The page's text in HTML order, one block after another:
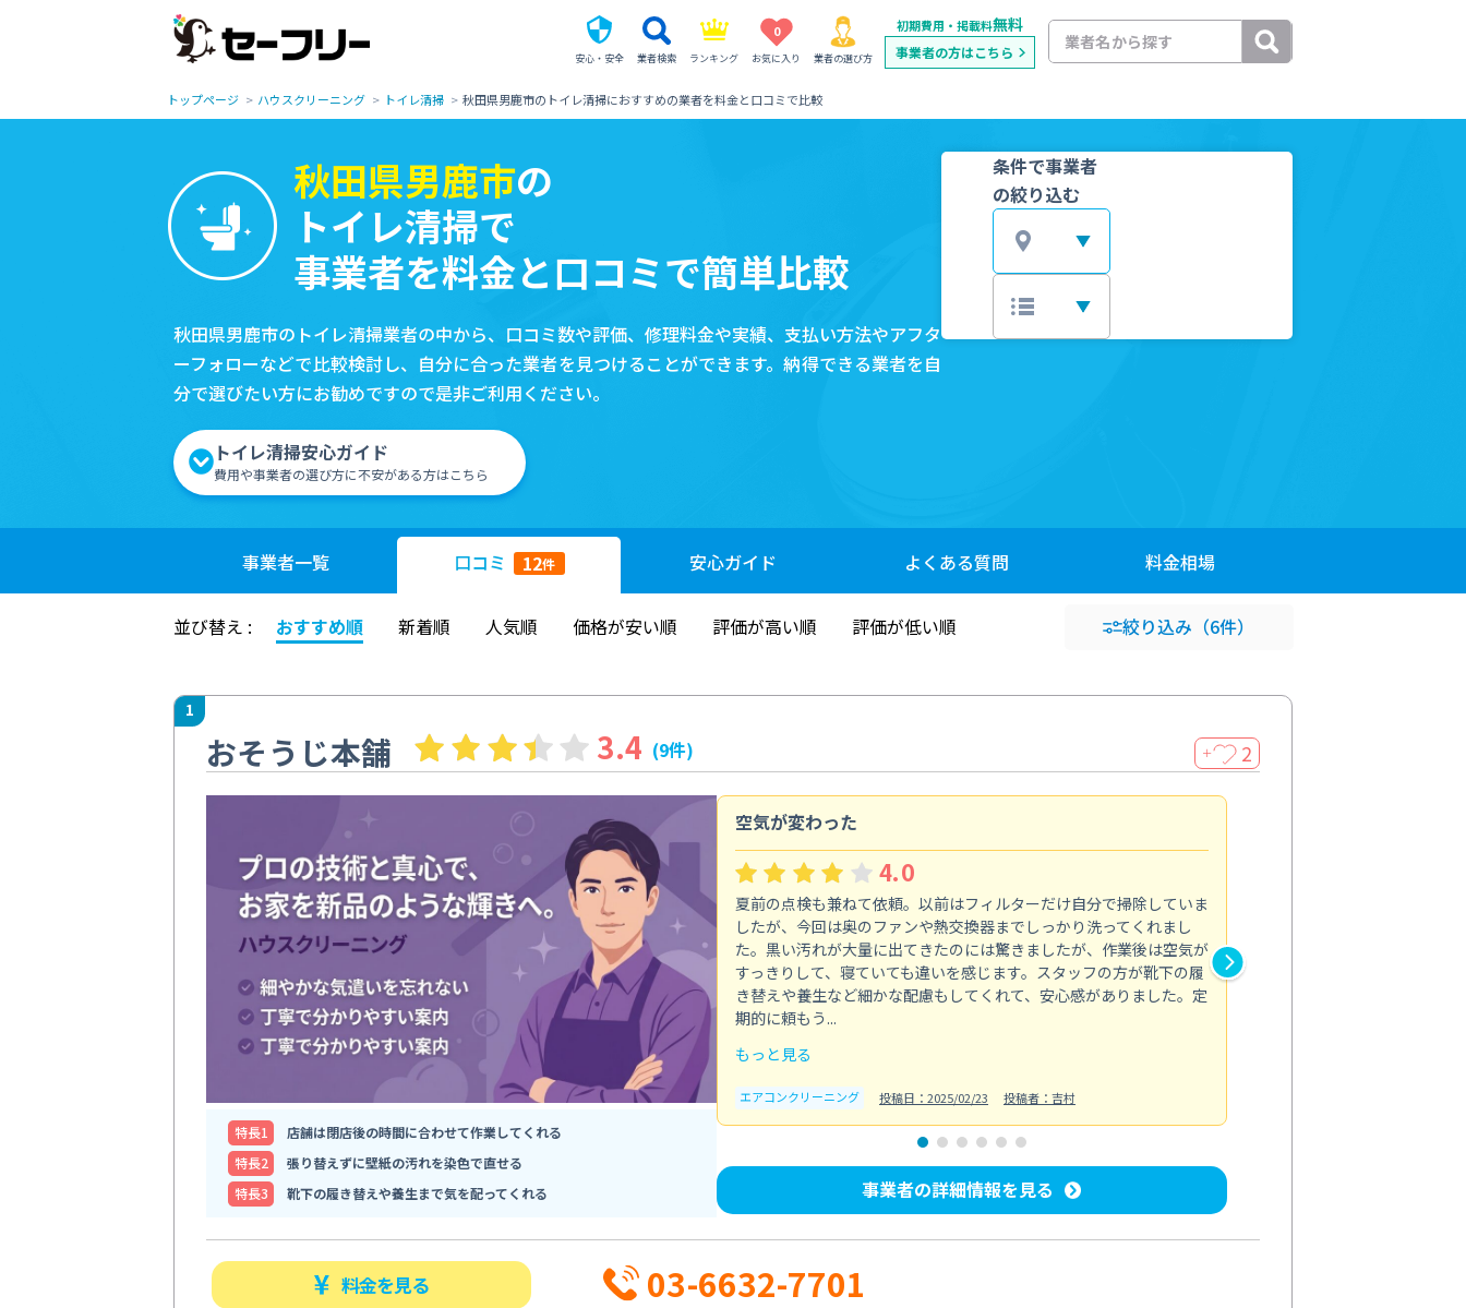
安心・安全 業者検索 ランキング
0
お気に入り 業者の選び方
初期費用・掲載料無料
事業者の方はこちら
トップページ ハウスクリーニング トイレ清掃 秋田県男鹿市のトイレ清掃におすすめの業者を料金と口コミで比較
秋田県男鹿市の
トイレ清掃で
事業者を料金と口コミで簡単比較
秋田県男鹿市のトイレ清掃業者の中から、口コミ数や評価、修理料金や実績、支払い方法やアフタ
ーフォローなどで比較検討し、自分に合った業者を見つけることができます。納得できる業者を自
分で選びたい方にお勧めですので是非ご利用ください。
トイレ清掃安心ガイド
費用や事業者の選び方に不安がある方はこちら
条件で事業者
の絞り込む
事業者一覧 口コミ 12件 安心ガイド よくある質問 料金相場
並び替え : おすすめ順 新着順 人気順 価格が安い順 評価が高い順 評価が低い順 絞り込み （6件）
1
おそうじ本舗 3.4 (9件) ＋ 2
特⻑1
店舗は閉店後の時間に合わせて作業してくれる
特⻑2
張り替えずに壁紙の汚れを染色で直せる
特⻑3
靴下の履き替えや養生まで気を配ってくれる
空気が変わった
4.0
夏前の点検も兼ねて依頼。以前はフィルターだけ自分で掃除していま
したが、今回は奥のファンや熱交換器までしっかり洗ってくれまし
た。黒い汚れが大量に出てきたのには驚きましたが、作業後は空気が
すっきりして、寝ていても違いを感じます。スタッフの方が靴下の履
き替えや養生など細かな配慮もしてくれて、安心感がありました。定
期的に頼もう...
もっと見る
エアコンクリーニング 投稿日：2025/02/23 投稿者：吉村
事業者の詳細情報を見る
料金を見る 03-6632-7701